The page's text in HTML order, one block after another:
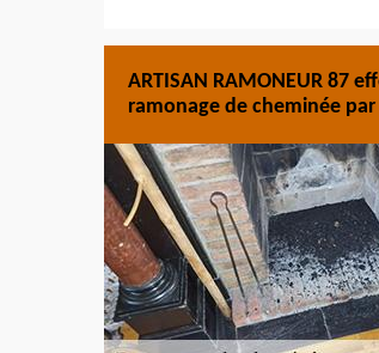
ARTISAN RAMONEUR 87
ramonage de cheminée par